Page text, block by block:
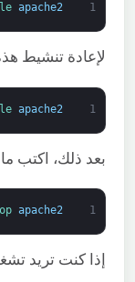
1
apache2
لإعادة تنشيط
1
apache2
بعد ذلك، اكتب
1
apache2
إذا كنت تريد